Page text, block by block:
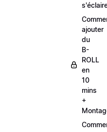
ajouter
du
B-
ROLL
en
10
mins
+